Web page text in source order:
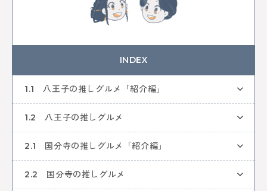
ビールフェスティバル
クラフトビール
中央線コーヒーフェスティバル
レトロ
音楽
阿佐谷 カレーなる戦い
中央線パンまつり
NTT技術史料館
ファミリー向け
ファミリーイベント
武蔵境
遊び
高円寺 NTT
おすすめ情報を投稿する
INDEX
1.1 八王子の推しグルメ「紹介編」
1.2 八王子の推しグルメ
2.1 国分寺の推しグルメ「紹介編」
2.2 国分寺の推しグルメ